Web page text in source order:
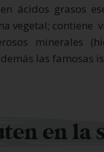
ácidos grasos
vegetal; contiene
minerales
las famosas
en la